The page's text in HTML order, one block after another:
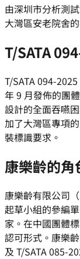
由深圳市分析測
大灣區安老院舍
T/SATA
T/SATA 094-
年 9 月發佈的團
設計的全面吞嚥
加了大灣區專項
裝標識要求。
康樂齡的
康樂齡有限公司
起草小組的參編
家。在中國團體
認可形式。康樂
及 T/SATA 085-